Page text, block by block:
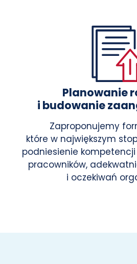
Planowanie
i budowanie
Zaproponujemy
które w największym
podniesienie
pracowników,
i oczekiwań